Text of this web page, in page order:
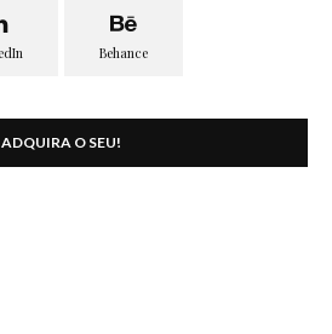
ADQUIRA O SEU!